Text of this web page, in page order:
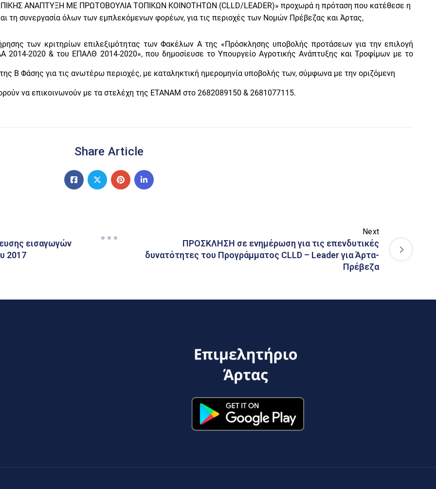
ΑΝΑΠΤΥΞΗ ΜΕ ΠΡΩΤΟΒΟΥΛΙΑ ΤΟΠΙΚΩΝ ΚΟΙΝΟΤΗΤΩΝ (CLLD/LEADER)» προχωρά η πρόταση που κατέθεσε η
τη συνεργασία όλων των εμπλεκόμενων φορέων, για τις περιοχές των Νομών Πρέβεζας και Άρτας,
των κριτηρίων επιλεξιμότητας των Φακέλων Α της «Πρόσκλησης υποβολής προτάσεων για την επιλογή
2014-2020 & του ΕΠΑΛΘ 2014-2020», που δημοσίευσε το Υπουργείο Αγροτικής Ανάπτυξης και Τροφίμων με το
Β Φάσης για τις ανωτέρω περιοχές, με καταληκτική ημερομηνία υποβολής των, σύμφωνα με την οριζόμενη
να επικοινωνούν με τα στελέχη της ΕΤΑΝΑΜ στο 2682089150 & 2681077115.
Share Article
εισαγωγών
2017
Next
ΠΡΟΣΚΛΗΣΗ σε ενημέρωση για τις επενδυτικές
δυνατότητες του Προγράμματος CLLD – Leader για Άρτα-
Πρέβεζα